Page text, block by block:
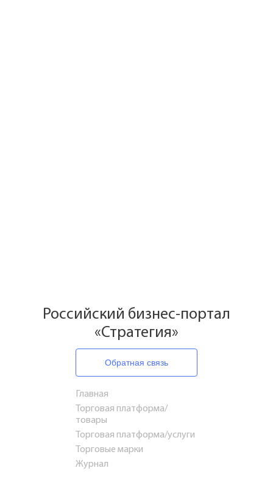
Российский бизнес-портал
«Стратегия»
Обратная связь
Главная
Торговая платформа/
товары
Торговая платформа/услуги
Торговые марки
Журнал